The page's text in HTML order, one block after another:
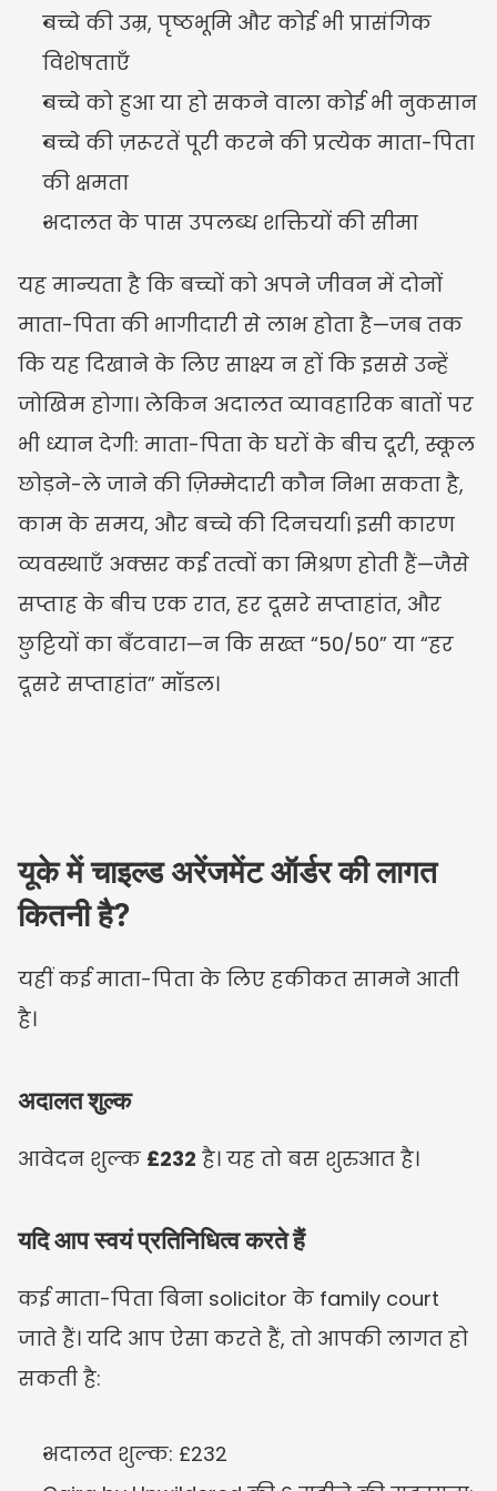
बच्चे की उम्र, पृष्ठभूमि और कोई भी प्रासंगिक
विशेषताएँ
बच्चे को हुआ या हो सकने वाला कोई भी नुकसान
बच्चे की ज़रूरतें पूरी करने की प्रत्येक माता-पिता
की क्षमता
अदालत के पास उपलब्ध शक्तियों की सीमा
यह मान्यता है कि बच्चों को अपने जीवन में दोनों
माता-पिता की भागीदारी से लाभ होता है—जब तक
कि यह दिखाने के लिए साक्ष्य न हों कि इससे उन्हें
जोखिम होगा। लेकिन अदालत व्यावहारिक बातों पर
भी ध्यान देगी: माता-पिता के घरों के बीच दूरी, स्कूल
छोड़ने-ले जाने की ज़िम्मेदारी कौन निभा सकता है,
काम के समय, और बच्चे की दिनचर्या। इसी कारण
व्यवस्थाएँ अक्सर कई तत्वों का मिश्रण होती हैं—जैसे
सप्ताह के बीच एक रात, हर दूसरे सप्ताहांत, और
छुट्टियों का बँटवारा—न कि सख्त “50/50” या “हर
दूसरे सप्ताहांत” मॉडल।
यूके में चाइल्ड अरेंजमेंट ऑर्डर की लागत
कितनी है?
यहीं कई माता-पिता के लिए हकीकत सामने आती
है।
अदालत शुल्क
आवेदन शुल्क £232 है। यह तो बस शुरुआत है।
यदि आप स्वयं प्रतिनिधित्व करते हैं
कई माता-पिता बिना solicitor के family court
जाते हैं। यदि आप ऐसा करते हैं, तो आपकी लागत हो
सकती है:
अदालत शुल्क: £232